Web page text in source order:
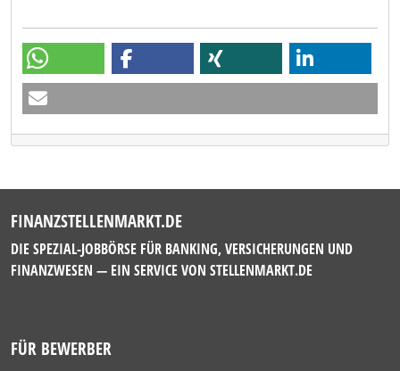
FINANZSTELLENMARKT.DE
DIE SPEZIAL-JOBBÖRSE FÜR BANKING, VERSICHERUNGEN UND
FINANZWESEN — EIN SERVICE VON STELLENMARKT.DE
FÜR BEWERBER